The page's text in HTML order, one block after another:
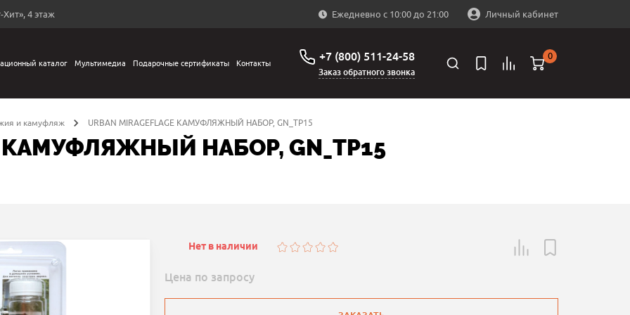
4 этаж Ежедневно с 10:00 до 21:00 Личный кабинет
каталог Мультимедиа Подарочные сертификаты Контакты +7 (800) 511-24-58
Заказ обратного звонка
0
и камуфляж URBAN MIRAGEFLAGE КАМУФЛЯЖНЫЙ НАБОР, GN_TP15
КАМУФЛЯЖНЫЙ НАБОР, GN_TP15
Нет в наличии
Цена по запросу